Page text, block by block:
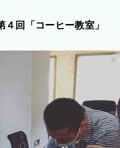
４回「コーヒー教室」